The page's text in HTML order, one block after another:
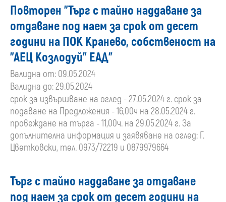
Повторен "Търг с тайно наддаване за
отдаване под наем за срок от десет
години на ПОК Кранево, собственост на
"АЕЦ Козлодуй" ЕАД"
Валидна от: 09.05.2024
Валидна до: 29.05.2024
срок за извършване на оглед - 27.05.2024 г. срок за
подаване на Предложения - 16,00ч на 28.05.2024 г.
провеждане на търга - 11,00ч. на 29.05.2024 г. За
допълнителна информация и заявяване на оглед: Г.
Цветковски, тел. 0973/72219 и 0879979664
Търг с тайно наддаване за отдаване
под наем за срок от десет години на